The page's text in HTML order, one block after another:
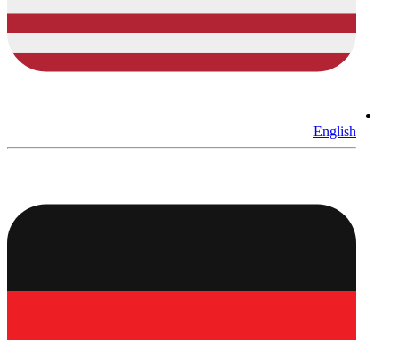
English